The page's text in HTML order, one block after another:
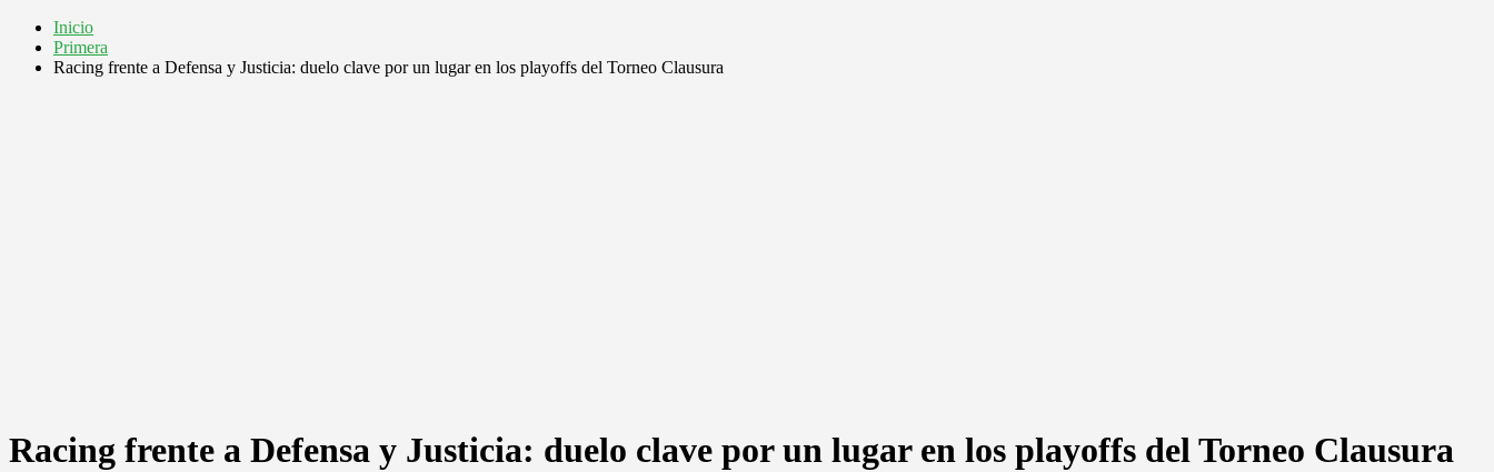
Inicio
Primera
Racing frente a Defensa y Justicia: duelo clave por un lugar en los playoffs del Torneo Clausura
Racing frente a Defensa y Justicia: duelo clave por un lugar en los playoffs del Torneo Clausura